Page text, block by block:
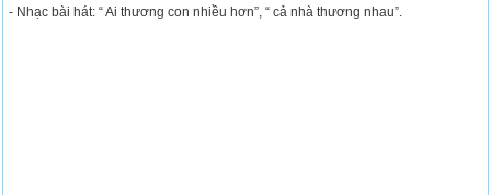
- Nhạc bài hát: “ Ai thương con nhiều hơn”, “ cả nhà thương nhau”.